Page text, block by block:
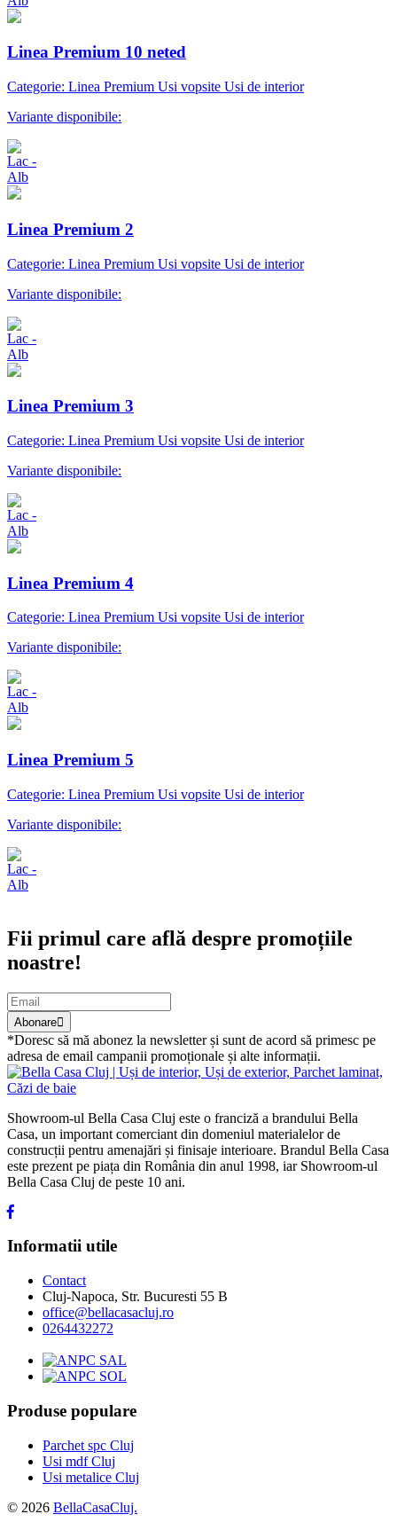
Linea Premium 10 neted
Categorie: Linea Premium Usi vopsite Usi de interior
Variante disponibile:
Linea Premium 2
Categorie: Linea Premium Usi vopsite Usi de interior
Variante disponibile:
Linea Premium 3
Categorie: Linea Premium Usi vopsite Usi de interior
Variante disponibile:
Linea Premium 4
Categorie: Linea Premium Usi vopsite Usi de interior
Variante disponibile:
Linea Premium 5
Categorie: Linea Premium Usi vopsite Usi de interior
Variante disponibile:
Fii primul care află despre promoțiile
noastre!
Abonare
*Doresc să mă abonez la newsletter și sunt de acord să primesc pe
adresa de email campanii promoționale și alte informații.
Showroom-ul Bella Casa Cluj este o franciză a brandului Bella
Casa, un important comerciant din domeniul materialelor de
construcții pentru amenajări și finisaje interioare. Brandul Bella Casa
este prezent pe piața din România din anul 1998, iar Showroom-ul
Bella Casa Cluj de peste 10 ani.
Informatii utile
Contact
Cluj-Napoca, Str. Bucuresti 55 B
office@bellacasacluj.ro
0264432272
Produse populare
Parchet spc Cluj
Usi mdf Cluj
Usi metalice Cluj
© 2026 BellaCasaCluj.